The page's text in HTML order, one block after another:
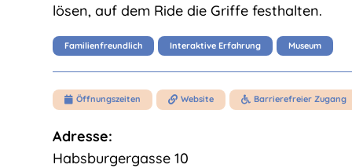
lösen, auf dem Ride die Griffe festhalten.
Familienfreundlich Interaktive Erfahrung Museum
 Öffnungszeiten  Website  Barrierefreier Zugang
Adresse:
Habsburgergasse 10